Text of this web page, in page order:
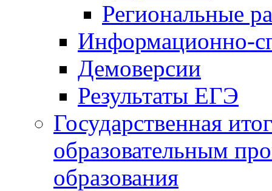
Региональные
Информационно-
Демоверсии
Результаты ЕГЭ
Государственная
образовательным
образования